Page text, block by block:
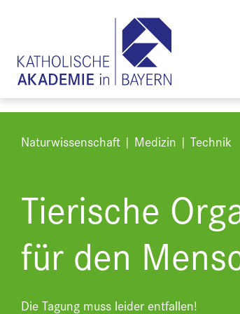
Naturwissenschaft | Medizin | Technik
Tierische
für den
Die Tagung muss leider entfallen!